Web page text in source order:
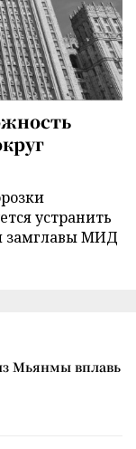
устранить
замглавы МИД
Мьянмы вплавь